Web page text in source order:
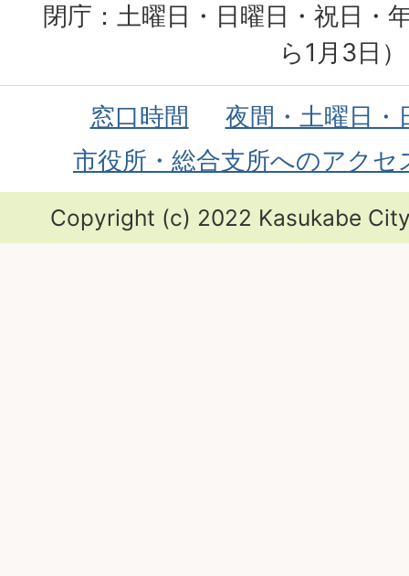
閉庁：土曜日・日曜日・祝日・
ら1月3日）
窓口時間
夜間・土曜日・
市役所・総合支所へのアクセ
Copyright (c) 2022 Kasukabe